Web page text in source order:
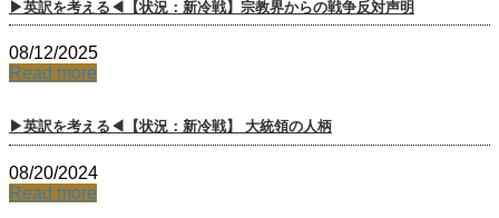
▶英訳を考える◀【状況：新冷戦】宗教界からの戦争反対声明
08/12/2025
Read more
▶英訳を考える◀【状況：新冷戦】 大統領の人柄
08/20/2024
Read more